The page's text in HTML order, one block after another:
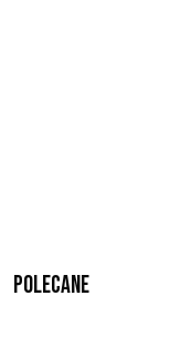
Polecane